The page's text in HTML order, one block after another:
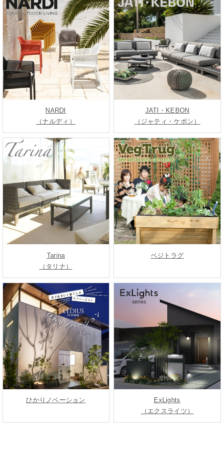
NARDI
（ナルディ）
JATI・KEBON
（ジャティ・ケボン）
Tarina
（タリナ）
ベジトラグ
ひかりノベーション
ExLights
（エクスライツ）